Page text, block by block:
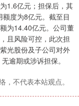
1.6亿元；担保后，其
度为8亿元。截至目
为14.40亿元。公司董
且风险可控，此次担
光股份及子公司对外
逾期或涉诉担保。
，不代表本站观点。